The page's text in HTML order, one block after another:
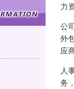
力
公
外
应
人
务